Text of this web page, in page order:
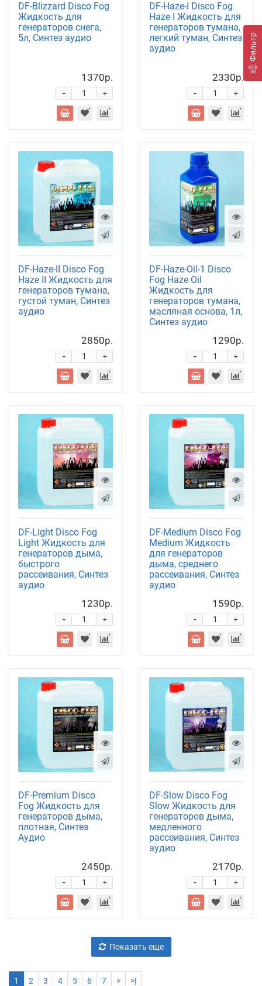
Фильтр
DF-Blizzard Disco Fog
Жидкость для
генераторов снега,
5л, Синтез аудио
1370р.
+
-
DF-Haze-I Disco Fog
Haze I Жидкость для
генераторов тумана,
легкий туман, Синтез
аудио
2330р.
+
-
DF-Haze-II Disco Fog
Haze II Жидкость для
генераторов тумана,
густой туман, Синтез
аудио
2850р.
+
-
DF-Haze-Oil-1 Disco
Fog Haze Oil
Жидкость для
генераторов тумана,
масляная основа, 1л,
Синтез аудио
1290р.
+
-
DF-Light Disco Fog
Light Жидкость для
генераторов дыма,
быстрого
рассеивания, Синтез
аудио
1230р.
+
-
DF-Medium Disco Fog
Medium Жидкость
для генераторов
дыма, среднего
рассеивания, Синтез
аудио
1590р.
+
-
DF-Premium Disco
Fog Жидкость для
генераторов дыма,
плотная, Синтез
Аудио
2450р.
+
-
DF-Slow Disco Fog
Slow Жидкость для
генераторов дыма,
медленного
рассеивания, Синтез
аудио
2170р.
+
-
Показать еще
1 2 3 4 5 6 7 > >|